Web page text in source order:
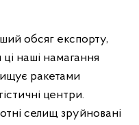
обсяг експорту,
наші намагання
ракетами
центри.
селищ зруйновані